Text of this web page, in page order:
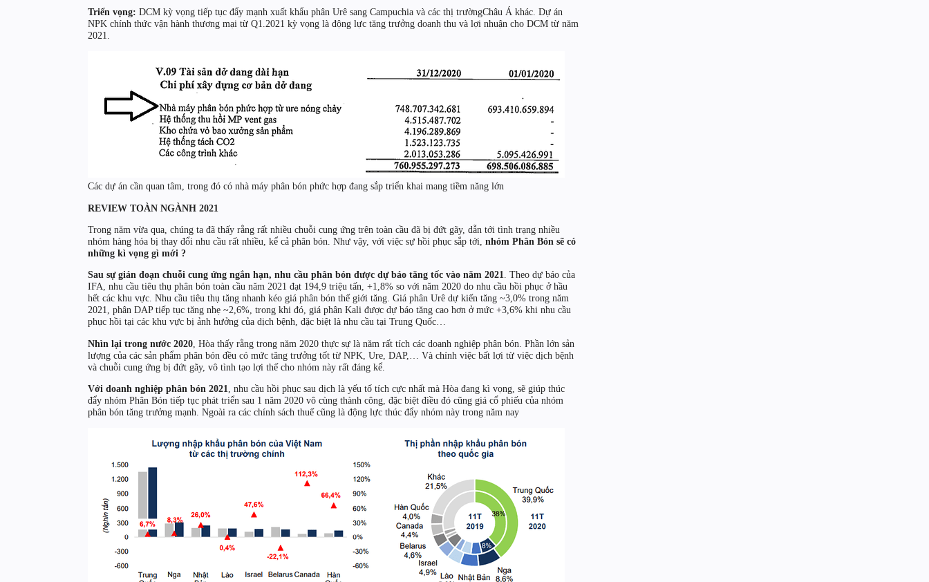
Triển vọng: DCM kỳ vọng tiếp tục đẩy mạnh xuất khẩu phân Urê sang Campuchia và các thị trườngChâu Á khác. Dự án
NPK chính thức vận hành thương mại từ Q1.2021 kỳ vọng là động lực tăng trưởng doanh thu và lợi nhuận cho DCM từ năm
2021.
Các dự án cần quan tâm, trong đó có nhà máy phân bón phức hợp đang sắp triển khai mang tiềm năng lớn
REVIEW TOÀN NGÀNH 2021
Trong năm vừa qua, chúng ta đã thấy rằng rất nhiều chuỗi cung ứng trên toàn cầu đã bị đứt gãy, dẫn tới tình trạng nhiều
nhóm hàng hóa bị thay đổi nhu cầu rất nhiều, kể cả phân bón. Như vậy, với việc sự hồi phục sắp tới, nhóm Phân Bón sẽ có
những kì vọng gì mới ?
Sau sự gián đoạn chuỗi cung ứng ngắn hạn, nhu cầu phân bón được dự báo tăng tốc vào năm 2021. Theo dự báo của
IFA, nhu cầu tiêu thụ phân bón toàn cầu năm 2021 đạt 194,9 triệu tấn, +1,8% so với năm 2020 do nhu cầu hồi phục ở hầu
hết các khu vực. Nhu cầu tiêu thụ tăng nhanh kéo giá phân bón thế giới tăng. Giá phân Urê dự kiến tăng ~3,0% trong năm
2021, phân DAP tiếp tục tăng nhẹ ~2,6%, trong khi đó, giá phân Kali được dự báo tăng cao hơn ở mức +3,6% khi nhu cầu
phục hồi tại các khu vực bị ảnh hưởng của dịch bệnh, đặc biệt là nhu cầu tại Trung Quốc…
Nhìn lại trong nước 2020 , Hòa thấy rằng trong năm 2020 thực sự là năm rất tích các doanh nghiệp phân bón. Phần lớn sản
lượng của các sản phẩm phân bón đều có mức tăng trưởng tốt từ NPK, Ure, DAP,… Và chính việc bất lợi từ việc dịch bệnh
và chuỗi cung ứng bị đứt gãy, vô tình tạo lợi thế cho nhóm này rất đáng kể.
Với doanh nghiệp phân bón 2021
, nhu cầu hồi phục sau dịch là yếu tố tích cực nhất mà Hòa đang kì vọng, sẽ giúp thúc
đẩy nhóm Phân Bón tiếp tục phát triển sau 1 năm 2020 vô cùng thành công, đặc biệt điều đó cũng giá cổ phiếu của nhóm
phân bón tăng trưởng mạnh. Ngoài ra các chính sách thuế cũng là động lực thúc đẩy nhóm này trong năm nay